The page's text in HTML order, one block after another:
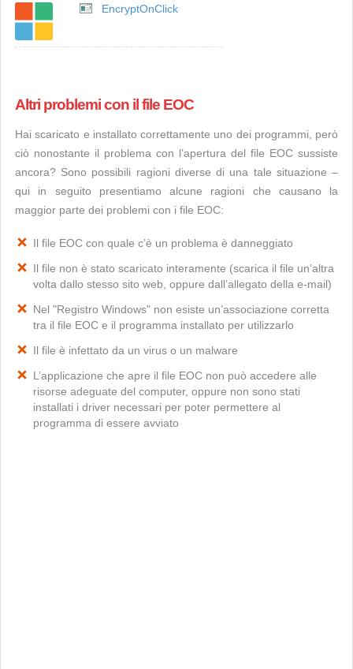
EncryptOnClick
Altri problemi con il file EOC
Hai scaricato e installato correttamente uno dei programmi, però
ciò nonostante il problema con l’apertura del file EOC sussiste
ancora? Sono possibili ragioni diverse di una tale situazione –
qui in seguito presentiamo alcune ragioni che causano la
maggior parte dei problemi con i file EOC:
Il file EOC con quale c’è un problema è danneggiato
Il file non è stato scaricato interamente (scarica il file un’altra
volta dallo stesso sito web, oppure dall’allegato della e-mail)
Nel "Registro Windows" non esiste un’associazione corretta
tra il file EOC e il programma installato per utilizzarlo
Il file è infettato da un virus o un malware
L’applicazione che apre il file EOC non può accedere alle
risorse adeguate del computer, oppure non sono stati
installati i driver necessari per poter permettere al
programma di essere avviato